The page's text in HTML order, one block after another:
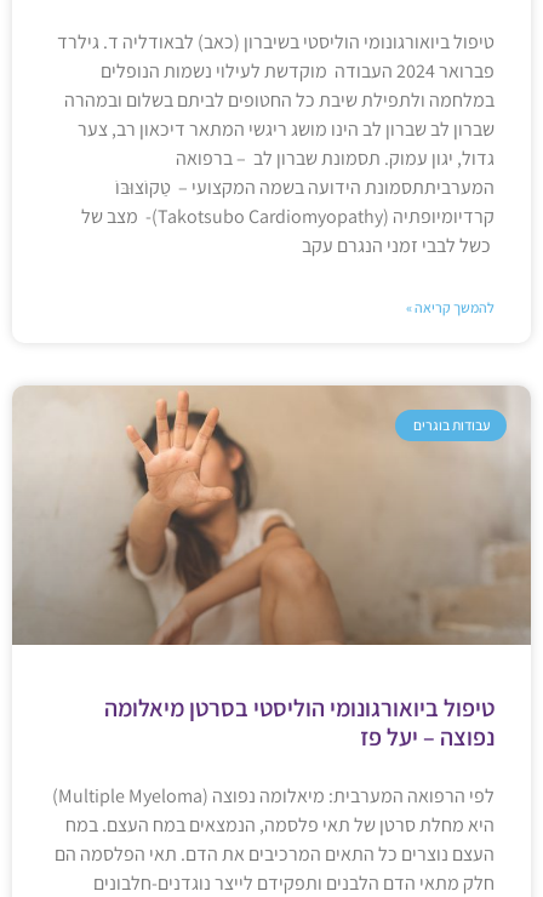
טיפול ביואורגונומי הוליסטי בשיברון (כאב) לבאודליה ד. גילרד
פברואר 2024 העבודה מוקדשת לעילוי נשמות הנופלים
במלחמה ולתפילת שיבת כל החטופים לביתם בשלום ובמהרה
שברון לב שברון לב הינו מושג ריגשי המתאר דיכאון רב, צער
גדול, יגון עמוק. תסמונת שברון לב – ברפואה
המערביתתסמונת הידועה בשמה המקצועי – טַקוֹצוּבּוֹ
קרדיומיופתיה (Takotsubo Cardiomyopathy)- מצב של
כשל לבבי זמני הנגרם עקב
להמשך קריאה »
עבודות בוגרים
טיפול ביואורגונומי הוליסטי בסרטן מיאלומה
נפוצה – יעל פז
לפי הרפואה המערבית: מיאלומה נפוצה (Multiple Myeloma)
היא מחלת סרטן של תאי פלסמה, הנמצאים במח העצם. במח
העצם נוצרים כל התאים המרכיבים את הדם. תאי הפלסמה הם
חלק מתאי הדם הלבנים ותפקידם לייצר נוגדנים-חלבונים